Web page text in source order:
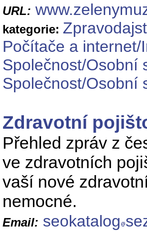
URL:
kategorie:
Počítače a internet/
Společnost/Osobní
Společnost/Osobní
Zdravotní
Přehled zpráv z
ve zdravotních
vaší nové
nemocné.
Email: seokatalog